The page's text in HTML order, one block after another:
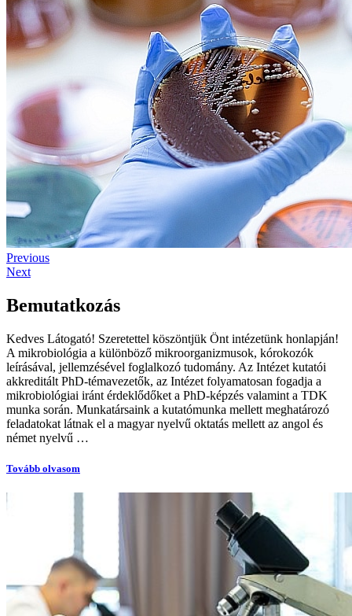
Previous
Next
Bemutatkozás
Kedves Látogató! Szeretettel köszöntjük Önt intézetünk honlapján!
A mikrobiológia a különböző mikroorganizmusok, kórokozók
leírásával, jellemzésével foglalkozó tudomány. Az Intézet kutatói
akkreditált PhD-témavezetők, az Intézet folyamatosan fogadja a
mikrobiológiai iránt érdeklődőket a PhD-képzés valamint a TDK
munka során. Munkatársaink a kutatómunka mellett meghatározó
feladatokat látnak el a magyar nyelvű oktatás mellett az angol és
német nyelvű …
Tovább olvasom